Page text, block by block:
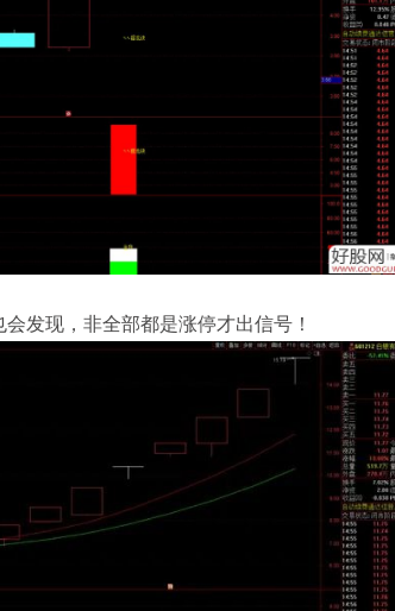
发现，非全部都是涨停才出信号！